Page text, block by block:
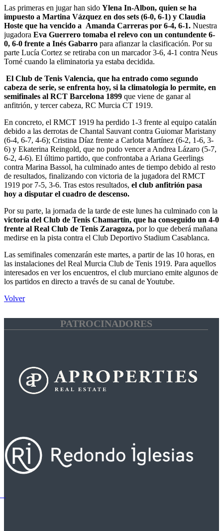
Las primeras en jugar han sido Ylena In-Albon, quien se ha
impuesto a Martina Vázquez en dos sets (6-0, 6-1) y Claudia
Hoste que ha vencido a Amanda Carreras por 6-4, 6-1. Nuestra
jugadora Eva Guerrero tomaba el relevo con un contundente 6-
0, 6-0 frente a Inés Gabarro para afianzar la clasificación. Por su
parte Lucía Cortez se retiraba con un marcador 3-6, 4-1 contra Neus
Torné cuando la eliminatoria ya estaba decidida.
El Club de Tenis Valencia, que ha entrado como segundo
cabeza de serie, se enfrenta hoy, si la climatología lo permite, en
semifinales al RCT Barcelona 1899 que viene de ganar al
anfitrión, y tercer cabeza, RC Murcia CT 1919.
En concreto, el RMCT 1919 ha perdido 1-3 frente al equipo catalán
debido a las derrotas de Chantal Sauvant contra Guiomar Maristany
(6-4, 6-7, 4-6); Cristina Díaz frente a Carlota Martínez (6-2, 1-6, 3-
6) y Ekaterina Reingold, que no pudo vencer a Andrea Lázaro (5-7,
6-2, 4-6). El último partido, que confrontaba a Ariana Geerlings
contra Marina Bassol, ha culminado antes de tiempo debido al resto
de resultados, finalizando con victoria de la jugadora del RMCT
1919 por 7-5, 3-6. Tras estos resultados, el club anfitrión pasa
hoy a disputar el cuadro de descenso.
Por su parte, la jornada de la tarde de este lunes ha culminado con la
victoria del Club de Tenis Chamartín, que ha conseguido un 4-0
frente al Real Club de Tenis Zaragoza, por lo que deberá mañana
medirse en la pista contra el Club Deportivo Stadium Casablanca.
Las semifinales comenzarán este martes, a partir de las 10 horas, en
las instalaciones del Real Murcia Club de Tenis 1919. Para aquellos
interesados en ver los encuentros, el club murciano emite algunos de
los partidos en directo a través de su canal de Youtube.
Volver
PATROCINADORES